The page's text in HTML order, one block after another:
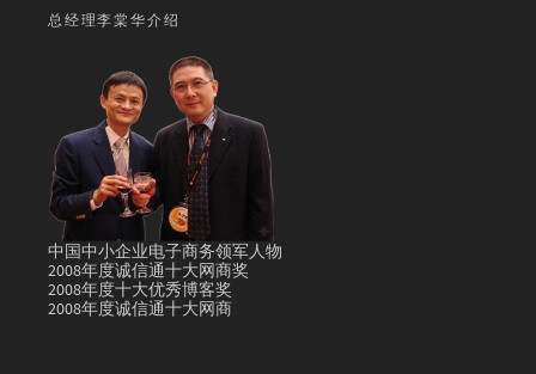
总经理李棠华介绍
中国中小企业电子商务领军人物
2008年度诚信通十大网商奖
2008年度十大优秀博客奖
2008年度诚信通十大网商